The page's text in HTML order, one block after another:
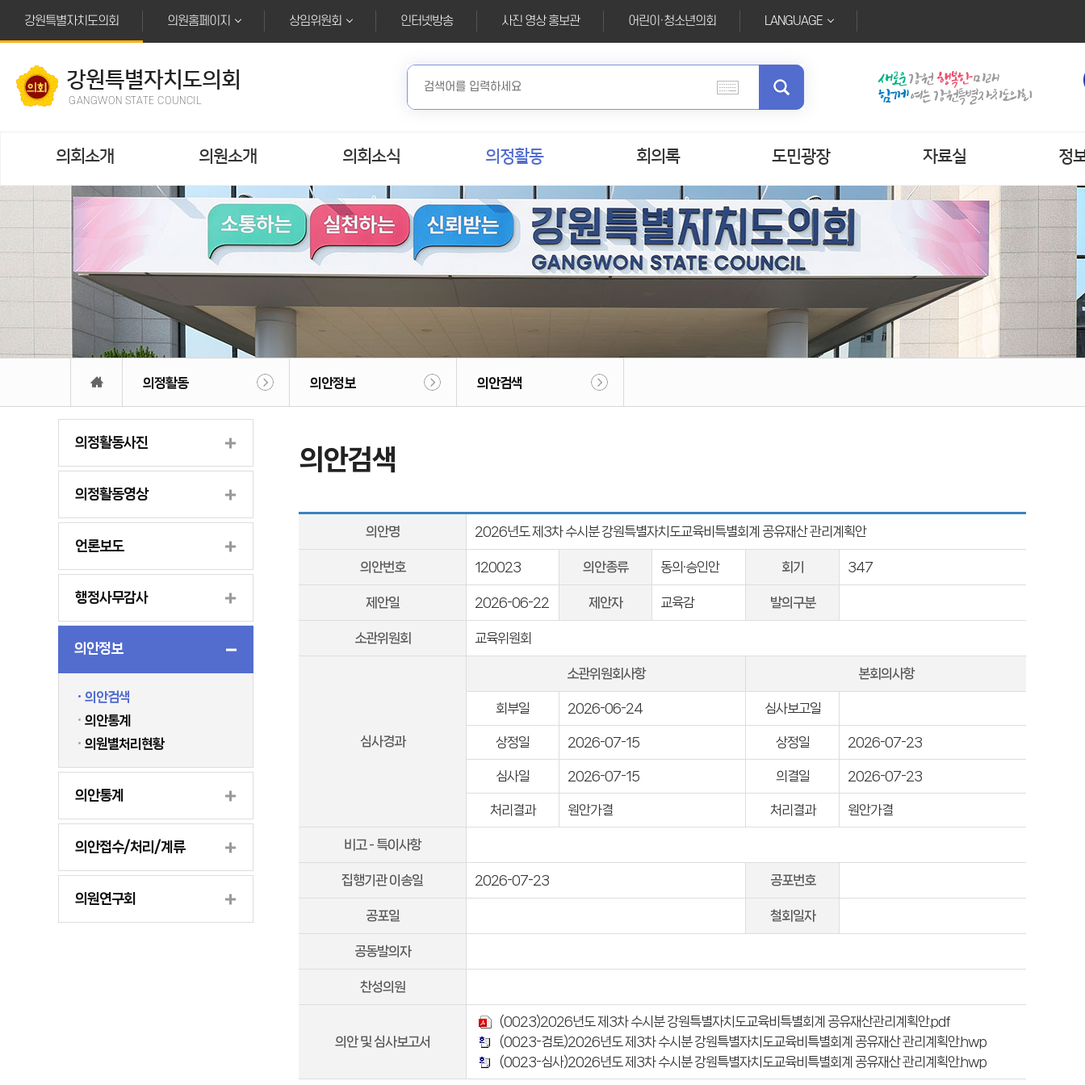
강원특별자치도의회
의원홈페이지 상임위원회 인터넷방송 사진 영상 홍보관 어린이·청소년의회 LANGUAGE
강원특별자치도의회
GANGWON STATE COUNCIL
의회소개 의원소개 의회소식 의정활동 회의록 도민광장 자료실 정
의정활동 의안정보 의안검색
의정활동사진
의정활동영상
언론보도
행정사무감사
의안정보
의안검색
의안통계
의원별처리현황
의안통계
의안접수/처리/계류
의원연구회
의안검색
의안명 2026년도 제3차 수시분 강원특별자치도교육비특별회계 공유재산 관리계획안
의안번호 120023 의안종류 동의·승인안 회기 347
제안일 2026-06-22 제안자 교육감 발의구분
소관위원회 교육위원회
심사경과
소관위원회사항 본회의사항
회부일 2026-06-24 심사보고일
상정일 2026-07-15 상정일 2026-07-23
심사일 2026-07-15 의결일 2026-07-23
처리결과 원안가결 처리결과 원안가결
비고 - 특이사항
집행기관 이송일 2026-07-23 공포번호
공포일 철회일자
공동발의자
찬성의원
의안 및 심사보고서
(0023)2026년도 제3차 수시분 강원특별자치도교육비특별회계 공유재산관리계획안.pdf
(0023-검토)2026년도 제3차 수시분 강원특별자치도교육비특별회계 공유재산 관리계획안.hwp
(0023-심사)2026년도 제3차 수시분 강원특별자치도교육비특별회계 공유재산 관리계획안.hwp